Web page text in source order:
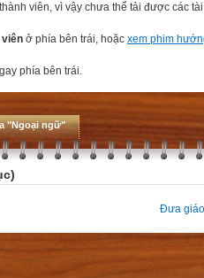
viên, vì vậy chưa thể tải được các
ở phía bên trái, hoặc xem phim
phía bên trái.
"Ngoại ngữ"
Đưa